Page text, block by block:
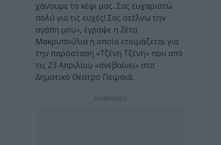
χάνουμε το κέφι μας. Σας ευχαριστώ
πολύ για τις ευχές! Σας στέλνω την
αγάπη μου», έγραψε η Ζέτα
Μακρυπούλια η οποία ετοιμάζεται για
την παράσταση «Τζένη Τζένη» που από
τις 23 Απριλίου «ανεβαίνει» στο
Δημοτικό Θέατρο Πειραιά.
ΔΙΑΦΗΜΙΣΗ